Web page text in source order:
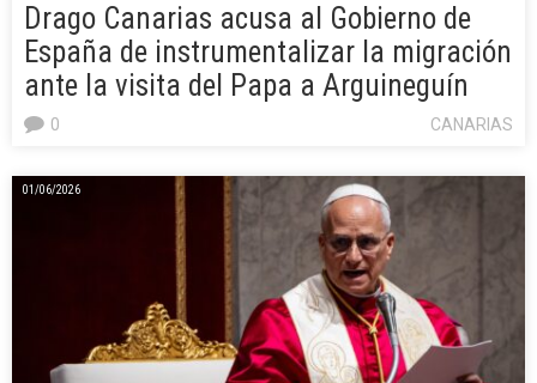
Drago Canarias acusa al Gobierno de
España de instrumentalizar la migración
ante la visita del Papa a Arguineguín
CANARIAS
0
01/06/2026